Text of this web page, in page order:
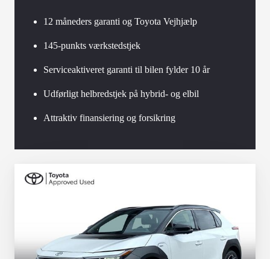
12 måneders garanti og Toyota Vejhjælp
145-punkts værkstedstjek
Serviceaktiveret garanti til bilen fylder 10 år
Udførligt helbredstjek på hybrid- og elbil
Attraktiv finansiering og forsikring